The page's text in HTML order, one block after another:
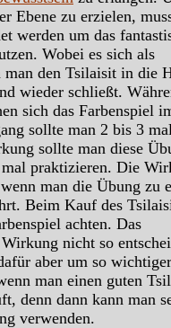
Ebene zu erzielen,
werden um das
Wobei es sich als
den Tsilaisit in die
wieder schließt.
sich das Farbenspiel
sollte man 2 bis 3
sollte man diese
praktizieren. Die
man die Übung zu
Beim Kauf des
achten. Das
nicht so
aber um so
man einen guten
denn dann kann man
verwenden.